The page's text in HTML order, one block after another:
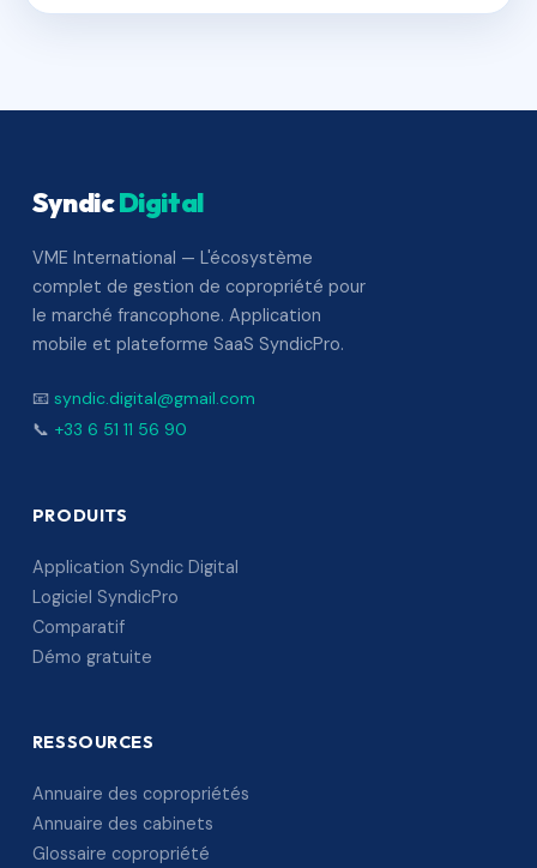
SyndicDigital
VME International — L'écosystème
complet de gestion de copropriété pour
le marché francophone. Application
mobile et plateforme SaaS SyndicPro.
📧 syndic.digital@gmail.com
📞 +33 6 51 11 56 90
PRODUITS
Application Syndic Digital
Logiciel SyndicPro
Comparatif
Démo gratuite
RESSOURCES
Annuaire des copropriétés
Annuaire des cabinets
Glossaire copropriété